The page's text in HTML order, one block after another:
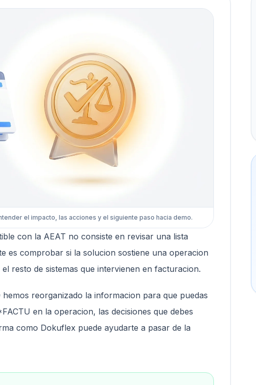
el impacto, las acciones y el siguiente paso hacia demo.
con la AEAT no consiste en revisar una lista
es comprobar si la solucion sostiene una operacion
resto de sistemas que intervienen en facturacion.
reorganizado la informacion para que puedas
en la operacion, las decisiones que debes
como Dokuflex puede ayudarte a pasar de la